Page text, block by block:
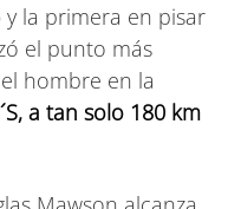
y la primera en pisar
el punto más
hombre en la
a tan solo 180 km